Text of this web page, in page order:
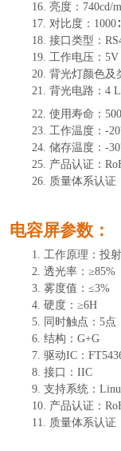
16. 亮度： 740cd/
17. 对比度：
18. 接口类型 ： RS
19. 工作电压： 5V
20. 背光灯颜色及
21. 背光电路 ： 4
22. 使用寿命：
23. 工作温度： -20
24. 储存温度： -30
25. 产品认证：
26.
质量体系认证
电容屏参数：
1. 工作原理：投
2. 透光率： ≥85%
3. 雾度值： ≤3%
4. 硬度： ≥6H
5.
同时触点： 5点
6. 结构： G+G
7. 驱动IC： FT
8. 接口： IIC
9. 支持系统：
10. 产品认证：
11.
质量体系认证